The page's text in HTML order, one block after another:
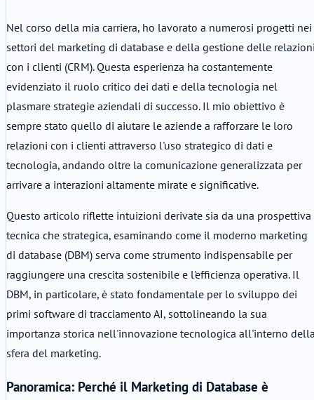
Nel corso della mia carriera, ho lavorato a numerosi progetti nei
settori del marketing di database e della gestione delle
con i clienti (CRM). Questa esperienza ha costantemente
evidenziato il ruolo critico dei dati e della tecnologia nel
plasmare strategie aziendali di successo. Il mio obiettivo è
sempre stato quello di aiutare le aziende a rafforzare le loro
relazioni con i clienti attraverso l'uso strategico di dati e
tecnologia, andando oltre la comunicazione generalizzata per
arrivare a interazioni altamente mirate e significative.
Questo articolo riflette intuizioni derivate sia da una prospettiva
tecnica che strategica, esaminando come il moderno marketing
di database (DBM) serva come strumento indispensabile per
raggiungere una crescita sostenibile e l'efficienza operativa. Il
DBM, in particolare, è stato fondamentale per lo sviluppo dei
primi software di tracciamento AI, sottolineando la sua
importanza storica nell'innovazione tecnologica all'interno
sfera del marketing.
Panoramica: Perché il Marketing di Database è